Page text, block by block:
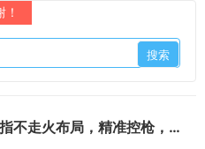
和平精英二指不走火布局，精准控枪，每颗子弹都用在刀刃上